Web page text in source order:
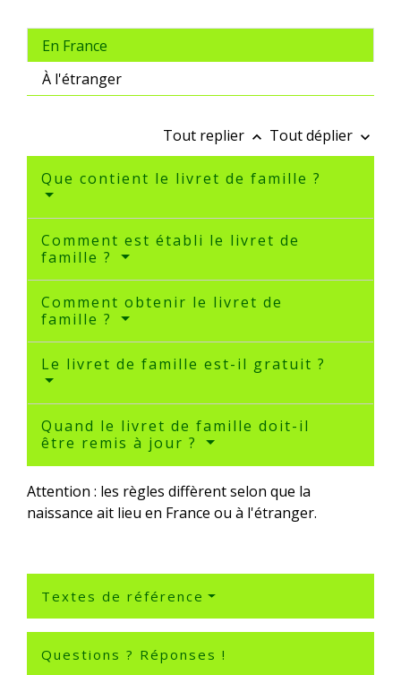
En France
À l'étranger
Tout replier keyboard_arrow_up Tout déplier keyboard_arrow_down
Que contient le livret de famille ?
Comment est établi le livret de
famille ?
Comment obtenir le livret de
famille ?
Le livret de famille est-il gratuit ?
Quand le livret de famille doit-il
être remis à jour ?
Attention : les règles diffèrent selon que la
naissance ait lieu en France ou à l'étranger.
Textes de référence
Questions ? Réponses !